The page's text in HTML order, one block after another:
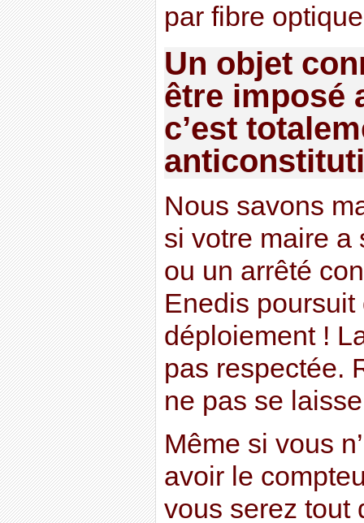
par fibre
Un objet
être imposé
c’est
Nous savons
si votre maire a
ou un arrêté
Enedis
déploiement !
pas respectée.
ne pas se
Même si vous
avoir le
vous serez tout